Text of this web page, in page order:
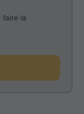
faire la